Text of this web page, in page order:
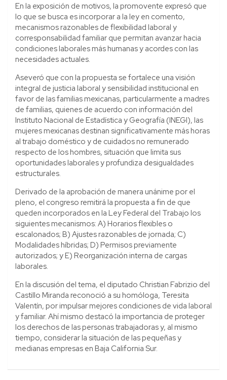
En la exposición de motivos, la promovente expresó que
lo que se busca es incorporar a la ley en comento,
mecanismos razonables de flexibilidad laboral y
corresponsabilidad familiar que permitan avanzar hacia
condiciones laborales más humanas y acordes con las
necesidades actuales.
Aseveró que con la propuesta se fortalece una visión
integral de justicia laboral y sensibilidad institucional en
favor de las familias mexicanas, particularmente a madres
de familias, quienes de acuerdo con información del
Instituto Nacional de Estadística y Geografía (INEGI), las
mujeres mexicanas destinan significativamente más horas
al trabajo doméstico y de cuidados no remunerado
respecto de los hombres, situación que limita sus
oportunidades laborales y profundiza desigualdades
estructurales.
Derivado de la aprobación de manera unánime por el
pleno, el congreso remitirá la propuesta a fin de que
queden incorporados en la Ley Federal del Trabajo los
siguientes mecanismos: A) Horarios flexibles o
escalonados; B) Ajustes razonables de jornada; C)
Modalidades híbridas; D) Permisos previamente
autorizados; y E) Reorganización interna de cargas
laborales.
En la discusión del tema, el diputado Christian Fabrizio del
Castillo Miranda reconoció a su homóloga, Teresita
Valentín, por impulsar mejores condiciones de vida laboral
y familiar. Ahí mismo destacó la importancia de proteger
los derechos de las personas trabajadoras y, al mismo
tiempo, considerar la situación de las pequeñas y
medianas empresas en Baja California Sur.